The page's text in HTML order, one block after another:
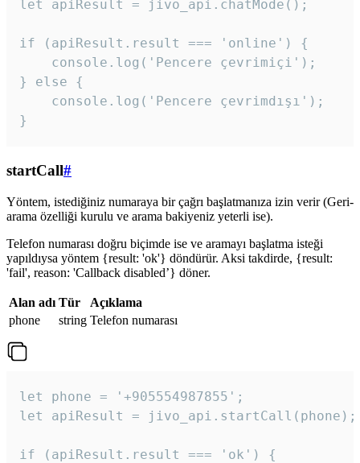
let apiResult = jivo_api.chatMode();
if (apiResult.result === 'online') {
    console.log('Pencere çevrimiçi');
} else {
    console.log('Pencere çevrimdışı');
}
startCall#
Yöntem, istediğiniz numaraya bir çağrı başlatmanıza izin verir (Geri-
arama özelliği kurulu ve arama bakiyeniz yeterli ise).
Telefon numarası doğru biçimde ise ve aramayı başlatma isteği
yapıldıysa yöntem {result: 'ok'} döndürür. Aksi takdirde, {result:
'fail', reason: 'Callback disabled’} döner.
Alan adı Tür
Açıklama
phone
string Telefon numarası
let phone = '+905554987855';
let apiResult = jivo_api.startCall(phone);
if (apiResult.result === 'ok') {